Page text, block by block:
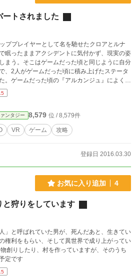
ートされました
ププレイヤーとして名を馳せたクロアとルナ
眠ったままアクシデントに気付かず、現実の姿
まう。そこはゲームだった頃と同じように自分
、2人がゲームだった頃に積み上げたステータ
。ゲームだった頃の『アルカンジュ』によく似
え、世界の意志に翻弄されつつも、異世界を
不定期更新です。
ンタジー 8,579 位 / 8,579件
VR ゲーム 攻略
登録日 2016.03.30
お気に入り追加 4
と狩りをしています
」と呼ばれていた男が、死んだあと、生きてい
権利をもらい、そして異世界で成り上がってい
創りしたり、村を作っていますが、そのうち
定です